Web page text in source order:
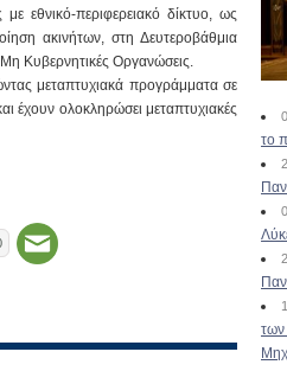
εθνικό-περιφερειακό δίκτυο, ως
ακινήτων, στη Δευτεροβάθμια
Κυβερνητικές Οργανώσεις.
μεταπτυχιακά προγράμματα σε
έχουν ολοκληρώσει μεταπτυχιακές
το
των